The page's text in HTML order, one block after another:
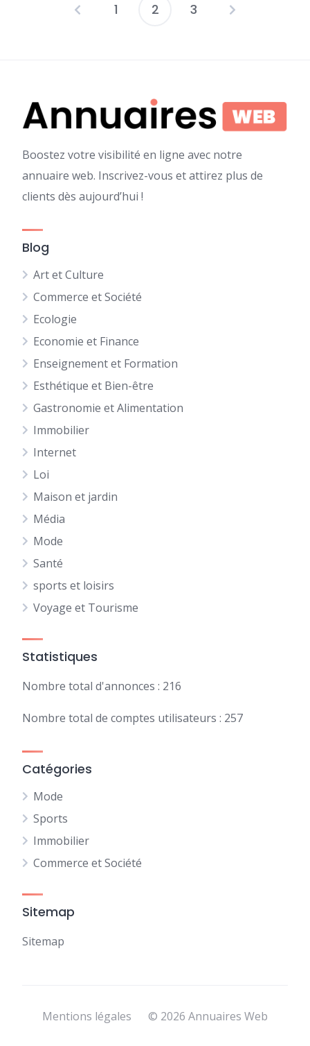
Pagination
1 2 3
Boostez votre visibilité en ligne avec notre
annuaire web. Inscrivez-vous et attirez plus de
clients dès aujourd’hui !
Blog
Art et Culture
Commerce et Société
Ecologie
Economie et Finance
Enseignement et Formation
Esthétique et Bien-être
Gastronomie et Alimentation
Immobilier
Internet
Loi
Maison et jardin
Média
Mode
Santé
sports et loisirs
Voyage et Tourisme
Statistiques
Nombre total d'annonces : 216
Nombre total de comptes utilisateurs : 257
Catégories
Mode
Sports
Immobilier
Commerce et Société
Sitemap
Sitemap
Mentions légales © 2026 Annuaires Web